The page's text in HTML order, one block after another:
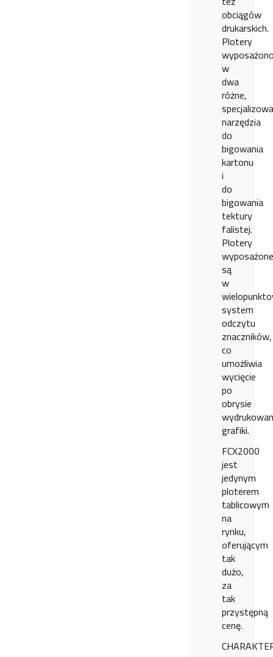
obciągów
drukarskich.
Plotery
w
dwa
różne,
narzędzia
do
bigowania
kartonu
i
do
bigowania
tektury
falistej.
Plotery
wyposażone
są
w
system
odczytu
znaczników,
co
umożliwia
wycięcie
po
obrysie
grafiki.
FCX2000
jest
jedynym
ploterem
tablicowym
na
rynku,
oferującym
tak
dużo,
za
tak
przystępną
cenę.